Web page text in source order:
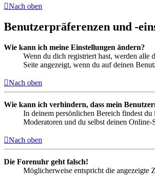
Nach oben
Benutzerpräferenzen und -
Wie kann ich meine Einstellungen ändern?
Wenn du dich registriert hast, werden alle
Seite angezeigt, wenn du auf deinen
Nach oben
Wie kann ich verhindern, dass mein
In deinem persönlichen Bereich findest
Moderatoren und du selbst deinen Online-
Nach oben
Die Forenuhr geht falsch!
Möglicherweise entspricht die angezeigte